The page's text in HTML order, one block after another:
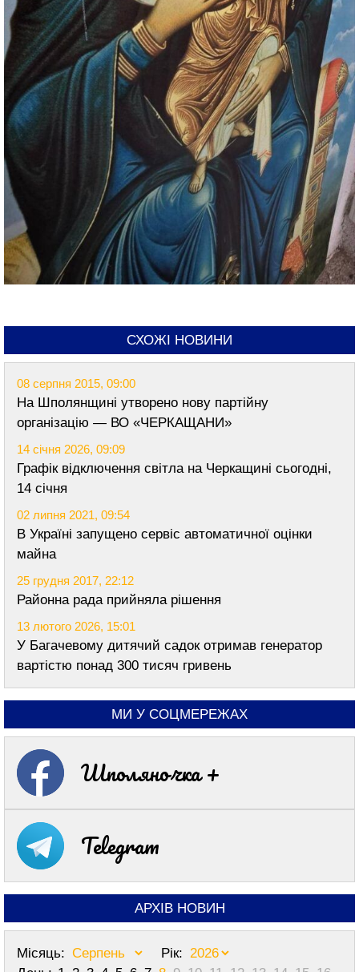
СХОЖІ НОВИНИ
08 серпня 2015, 09:00
На Шполянщині утворено нову партійну
організацію — ВО «ЧЕРКАЩАНИ»
14 січня 2026, 09:09
Графік відключення світла на Черкащині сьогодні,
14 січня
02 липня 2021, 09:54
В Україні запущено сервіс автоматичної оцінки
майна
25 грудня 2017, 22:12
Районна рада прийняла рішення
13 лютого 2026, 15:01
У Багачевому дитячий садок отримав генератор
вартістю понад 300 тисяч гривень
МИ У СОЦМЕРЕЖАХ
Шполяночка +
Telegram
АРХІВ НОВИН
Місяць:
Рік: